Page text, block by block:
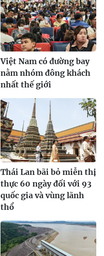
Việt Nam có đường bay
nằm nhóm đông khách
nhất thế giới
Thái Lan bãi bỏ miễn thị
thực 60 ngày đối với 93
quốc gia và vùng lãnh
thổ